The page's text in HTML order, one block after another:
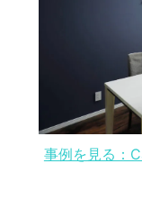
事例を見る：